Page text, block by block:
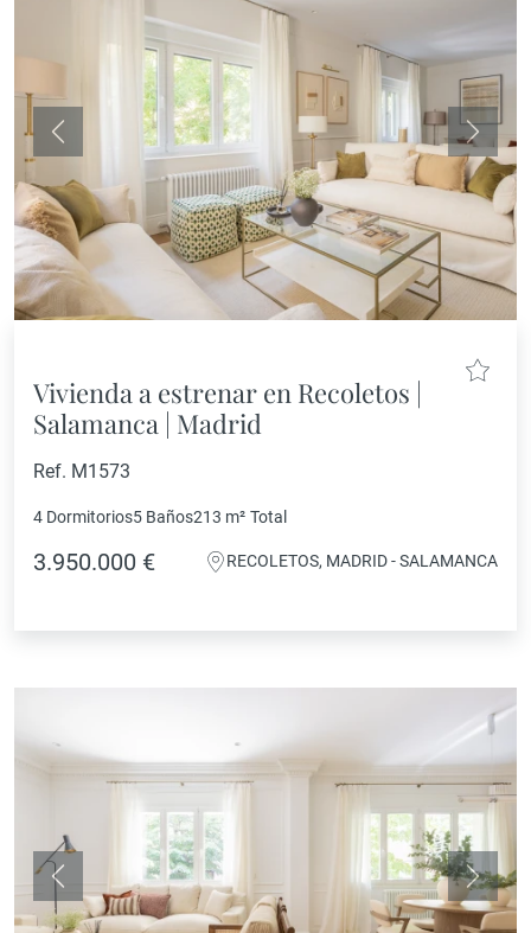
Anterior
Vivienda a estrenar en Recoletos |
Salamanca | Madrid
Ref. M1573
4 Dormitorios5 Baños213 m² Total
3.950.000 € RECOLETOS, MADRID - SALAMANCA
Anterior